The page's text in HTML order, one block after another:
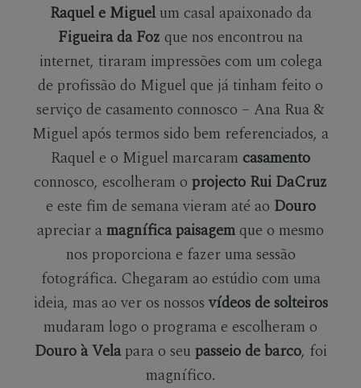
Raquel e Miguelum casal apaixonado da
Figueira da Foz que nos encontrou na
internet, tiraram impressões com um colega
de profissão do Miguel que já tinham feito o
serviço de casamento connosco – Ana Rua &
Miguel após termos sido bem referenciados, a
Raquel e o Miguel marcaram casamento
connosco, escolheram o projecto Rui DaCruz
e este fim de semana vieram até ao Douro
apreciar amagnífica paisagemque o mesmo
nos proporciona e fazer uma sessão
fotográfica. Chegaram ao estúdio com uma
ideia, mas ao ver os nossosvídeos de solteiros
mudaram logo o programa e escolheram o
Douro à Velapara o seu passeio de barco, foi
magnífico.